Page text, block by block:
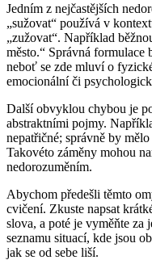
Jedním z nejčastějších
„sužovat“ používá v
„zužovat“. Například
město.“ Správná formulace
neboť se zde mluví o
emocionální či
Další obvyklou chybou je
abstraktními pojmy.
nepatřičné; správně by
Takovéto záměny mohou
nedorozuměním.
Abychom předešli těmto
cvičení. Zkuste napsat
slova, a poté je vyměňte
seznamu situací, kde jsou
jak se od sebe liší.